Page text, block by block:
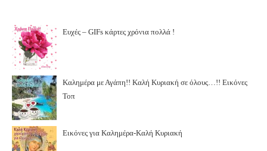
Ευχές – GIFs κάρτες χρόνια πολλά !
Καλημέρα με Αγάπη!! Καλή Κυριακή σε όλους…!! Εικόνες
Τοπ
Εικόνες για Καλημέρα-Καλή Κυριακή